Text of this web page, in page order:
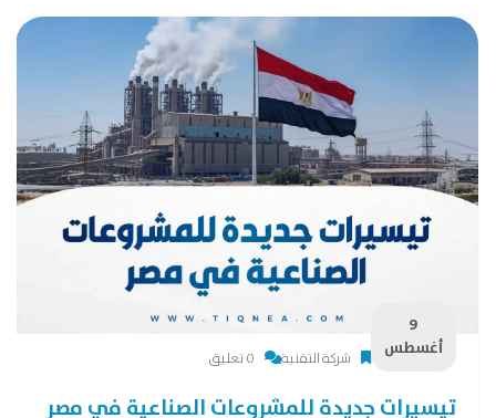
9
أغسطس
شركة التقنية 0 تعليق
تيسيرات جديدة للمشروعات الصناعية في مصر